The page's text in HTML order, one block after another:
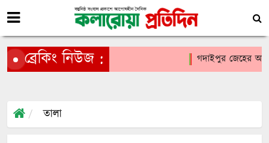
ব্রেকিং নিউজ : গদাইপুর জেহের আলী
তালা